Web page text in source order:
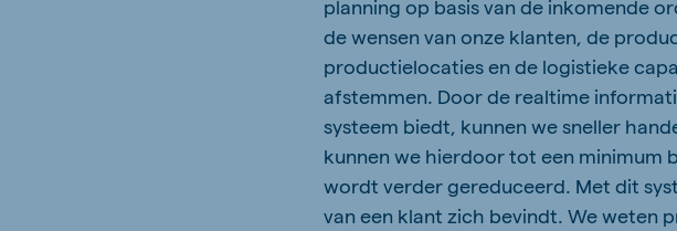
planning op basis van de inkomende
de wensen van onze klanten, de
productielocaties en de logistieke
afstemmen. Door de realtime
systeem biedt, kunnen we sneller
kunnen we hierdoor tot een minimum
wordt verder gereduceerd. Met dit
van een klant zich bevindt. We weten